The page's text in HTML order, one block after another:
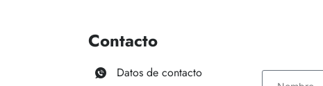
Contacto
Datos de contacto